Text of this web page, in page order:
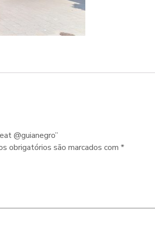
@guianegro”
obrigatórios são marcados com *